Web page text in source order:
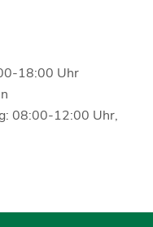
18:00 Uhr
08:00-12:00 Uhr,